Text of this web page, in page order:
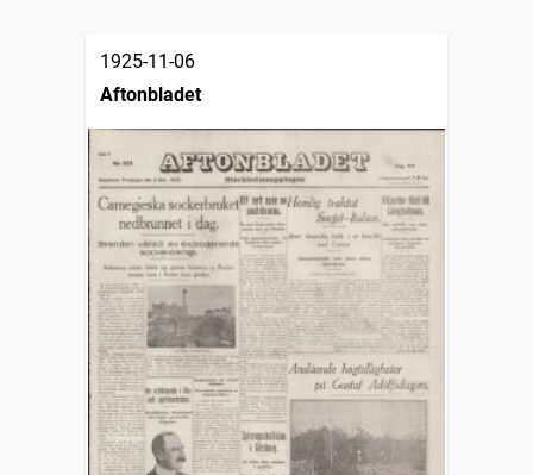
1925-11-06
Aftonbladet